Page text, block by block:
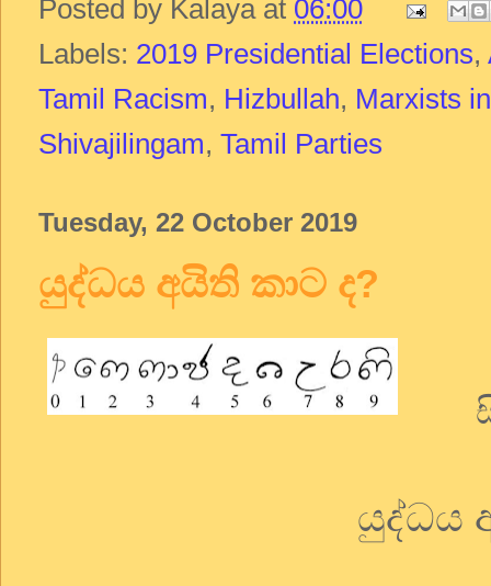
Posted by Kalaya at 06:00
Labels: 2019 Presidential Elections,
Tamil Racism, Hizbullah, Marxists
Shivajilingam, Tamil Parties
Tuesday, 22 October 2019
යුද්ධය අයිති කාට ද?
යුද්ධය